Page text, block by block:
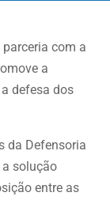
com a
a
defesa dos
da Defensoria
a solução
entre as